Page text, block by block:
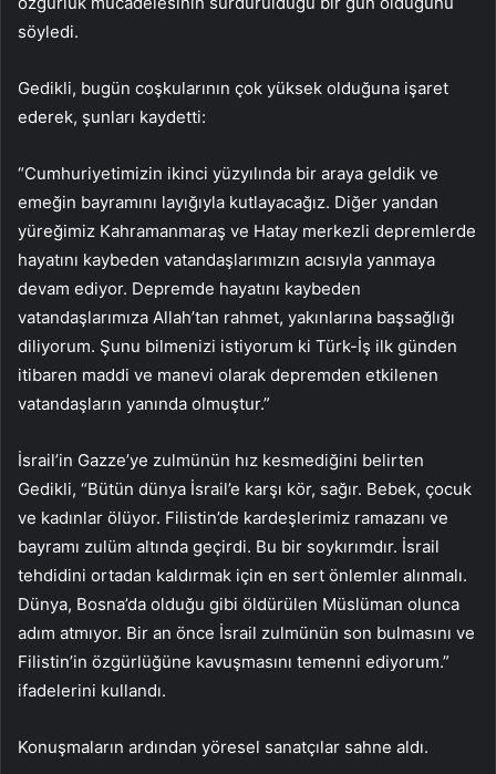
söyledi.
Gedikli, bugün coşkularının çok yüksek olduğuna işaret
ederek, şunları kaydetti:
“Cumhuriyetimizin ikinci yüzyılında bir araya geldik ve
emeğin bayramını layığıyla kutlayacağız. Diğer yandan
yüreğimiz Kahramanmaraş ve Hatay merkezli depremlerde
hayatını kaybeden vatandaşlarımızın acısıyla yanmaya
devam ediyor. Depremde hayatını kaybeden
vatandaşlarımıza Allah’tan rahmet, yakınlarına başsağlığı
diliyorum. Şunu bilmenizi istiyorum ki Türk-İş ilk günden
itibaren maddi ve manevi olarak depremden etkilenen
vatandaşların yanında olmuştur.”
İsrail’in Gazze’ye zulmünün hız kesmediğini belirten
Gedikli, “Bütün dünya İsrail’e karşı kör, sağır. Bebek, çocuk
ve kadınlar ölüyor. Filistin’de kardeşlerimiz ramazanı ve
bayramı zulüm altında geçirdi. Bu bir soykırımdır. İsrail
tehdidini ortadan kaldırmak için en sert önlemler alınmalı.
Dünya, Bosna’da olduğu gibi öldürülen Müslüman olunca
adım atmıyor. Bir an önce İsrail zulmünün son bulmasını ve
Filistin’in özgürlüğüne kavuşmasını temenni ediyorum.”
ifadelerini kullandı.
Konuşmaların ardından yöresel sanatçılar sahne aldı.